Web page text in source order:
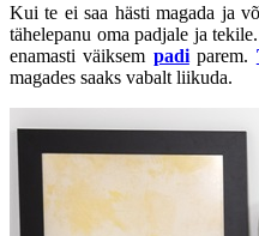
Kui te ei saa hästi magada ja
tähelepanu oma padjale ja
enamasti väiksem padiparem.
magades saaks vabalt liikuda.